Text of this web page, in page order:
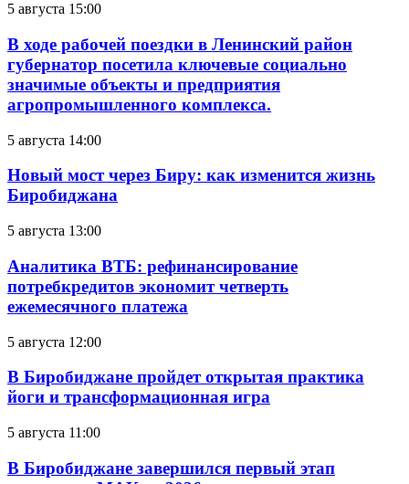
5 августа 15:00
В ходе рабочей поездки в Ленинский район
губернатор посетила ключевые социально
значимые объекты и предприятия
агропромышленного комплекса.
5 августа 14:00
Новый мост через Биру: как изменится жизнь
Биробиджана
5 августа 13:00
Аналитика ВТБ: рефинансирование
потребкредитов экономит четверть
ежемесячного платежа
5 августа 12:00
В Биробиджане пройдет открытая практика
йоги и трансформационная игра
5 августа 11:00
В Биробиджане завершился первый этап